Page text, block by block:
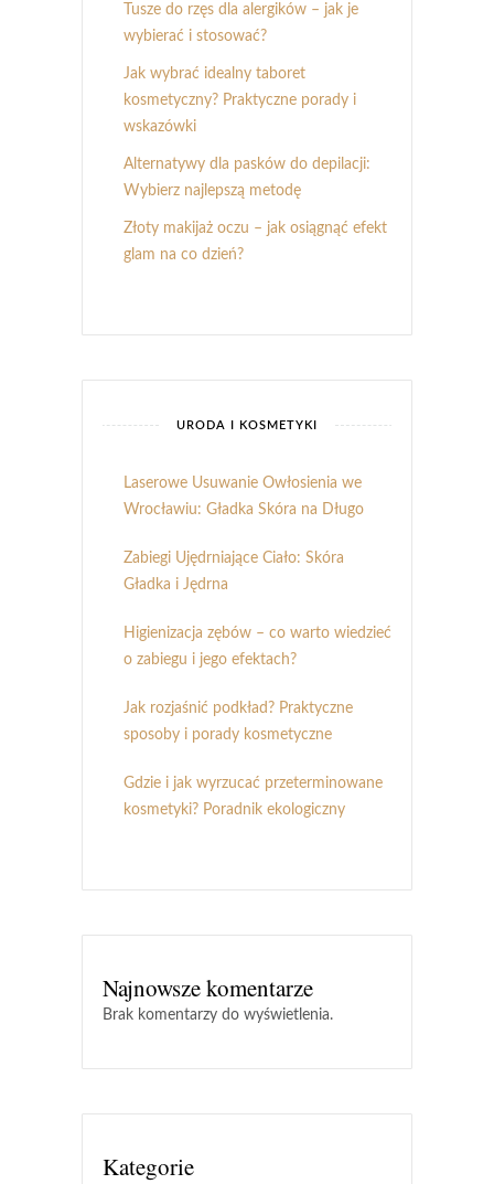
Tusze do rzęs dla alergików – jak je
wybierać i stosować?
Jak wybrać idealny taboret
kosmetyczny? Praktyczne porady i
wskazówki
Alternatywy dla pasków do depilacji:
Wybierz najlepszą metodę
Złoty makijaż oczu – jak osiągnąć efekt
glam na co dzień?
URODA I KOSMETYKI
Laserowe Usuwanie Owłosienia we
Wrocławiu: Gładka Skóra na Długo
Zabiegi Ujędrniające Ciało: Skóra
Gładka i Jędrna
Higienizacja zębów – co warto wiedzieć
o zabiegu i jego efektach?
Jak rozjaśnić podkład? Praktyczne
sposoby i porady kosmetyczne
Gdzie i jak wyrzucać przeterminowane
kosmetyki? Poradnik ekologiczny
Najnowsze komentarze
Brak komentarzy do wyświetlenia.
Kategorie